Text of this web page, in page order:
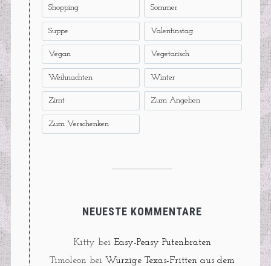
Shopping Sommer
Suppe Valentinstag
Vegan Vegetarisch
Weihnachten Winter
Zimt Zum Angeben
Zum Verschenken
NEUESTE KOMMENTARE
Kitty bei Easy-Peasy Putenbraten
Timoleon bei Würzige Texas-Fritten aus dem